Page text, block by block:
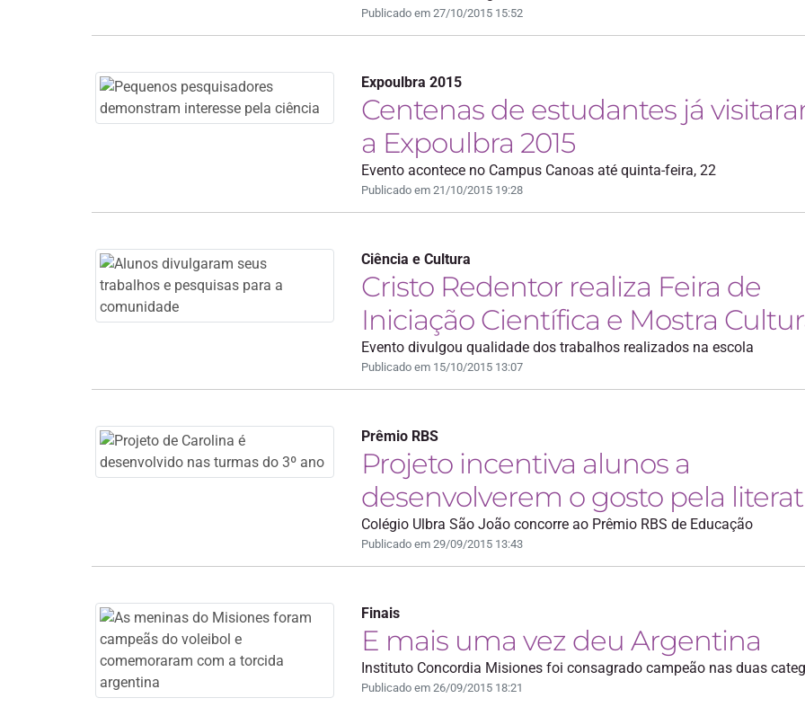
Publicado em 27/10/2015 15:52
Expoulbra 2015
Centenas de estudantes já
a Expoulbra 2015
Evento acontece no Campus Canoas até quinta-feira, 22
Publicado em 21/10/2015 19:28
Ciência e Cultura
Cristo Redentor realiza Feira de
Iniciação Científica e Mostra
Evento divulgou qualidade dos trabalhos realizados na escola
Publicado em 15/10/2015 13:07
Prêmio RBS
Projeto incentiva alunos a
desenvolverem o gosto pela
Colégio Ulbra São João concorre ao Prêmio RBS de Educação
Publicado em 29/09/2015 13:43
Finais
E mais uma vez deu Argentina
Instituto Concordia Misiones foi consagrado campeão nas duas
Publicado em 26/09/2015 18:21